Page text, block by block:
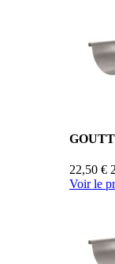
22,50 €
Voir le